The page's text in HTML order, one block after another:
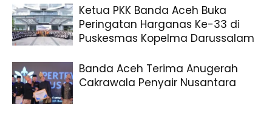
Ketua PKK Banda Aceh Buka
Peringatan Harganas Ke-33 di
Puskesmas Kopelma Darussalam
Banda Aceh Terima Anugerah
Cakrawala Penyair Nusantara